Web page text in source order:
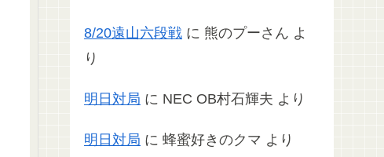
8/20遠山六段戦 に 熊のプーさん よ
り
明日対局 に NEC OB村石輝夫 より
明日対局 に 蜂蜜好きのクマ より